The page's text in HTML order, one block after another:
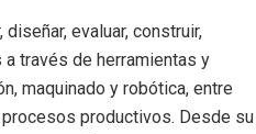
evaluar, construir,
través de herramientas y
maquinado y robótica, entre
productivos. Desde su